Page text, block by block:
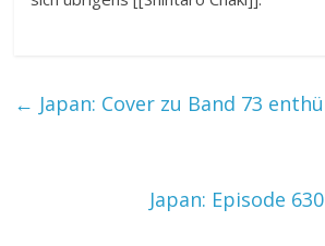
← Japan: Cover zu Band 73
Japan: Episode